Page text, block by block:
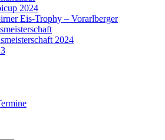
2024
Eis-Trophy – Vorarlberger
2024